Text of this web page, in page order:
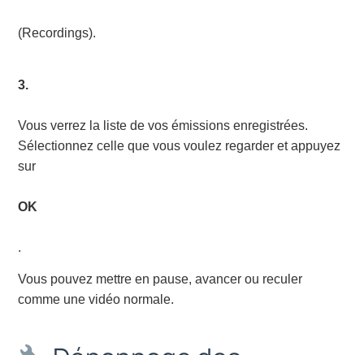
(Recordings).
3.
Vous verrez la liste de vos émissions enregistrées.
Sélectionnez celle que vous voulez regarder et appuyez
sur
OK
.
Vous pouvez mettre en pause, avancer ou reculer
comme une vidéo normale.